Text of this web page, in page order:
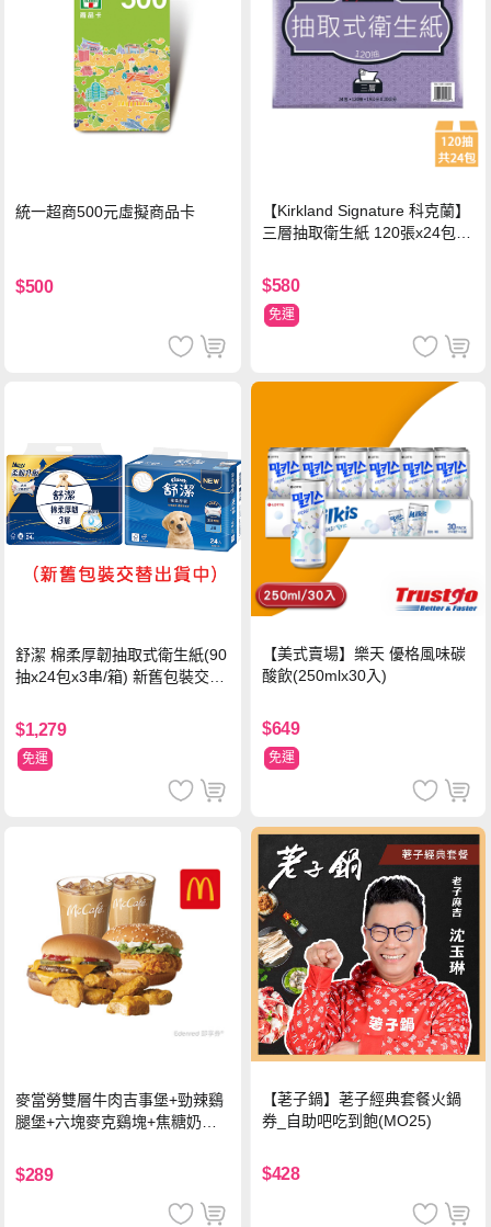
統一超商500元虛擬商品卡
$500
【Kirkland Signature 科克蘭】
三層抽取衛生紙 120張x24包x1
$580
免運
舒潔 棉柔厚韌抽取式衛生紙(90
抽x24包x3串/箱) 新舊包裝交替
$1,279
免運
【美式賣場】樂天 優格風味碳
酸飲(250mlx30入)
$649
免運
麥當勞雙層牛肉吉事堡+勁辣鷄
腿堡+六塊麥克鷄塊+焦糖奶茶
$289
【荖子鍋】荖子經典套餐火鍋
券_自助吧吃到飽(MO25)
$428